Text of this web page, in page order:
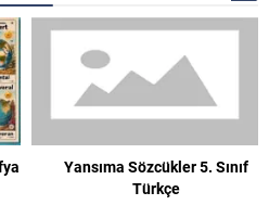
Yansıma Sözcükler 5. Sınıf
Türkçe